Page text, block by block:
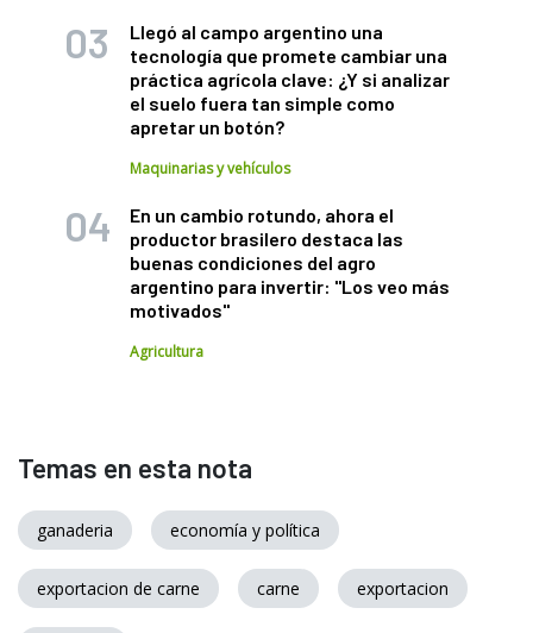
Llegó al campo argentino una
tecnología que promete cambiar una
práctica agrícola clave: ¿Y si analizar
el suelo fuera tan simple como
apretar un botón?
Maquinarias y vehículos
En un cambio rotundo, ahora el
productor brasilero destaca las
buenas condiciones del agro
argentino para invertir: "Los veo más
motivados"
Agricultura
Temas en esta nota
ganaderia economía y política
exportacion de carne carne exportacion